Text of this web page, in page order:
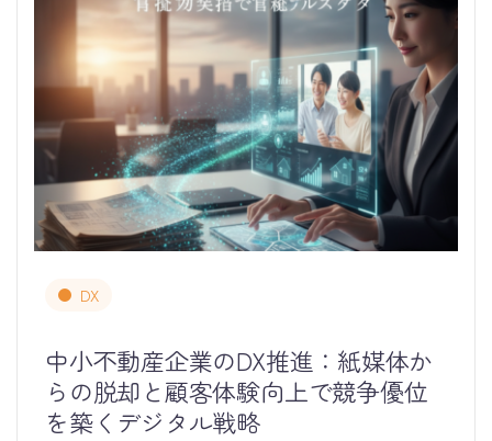
DX
中小不動産企業のDX推進：紙媒体か
らの脱却と顧客体験向上で競争優位
を築くデジタル戦略